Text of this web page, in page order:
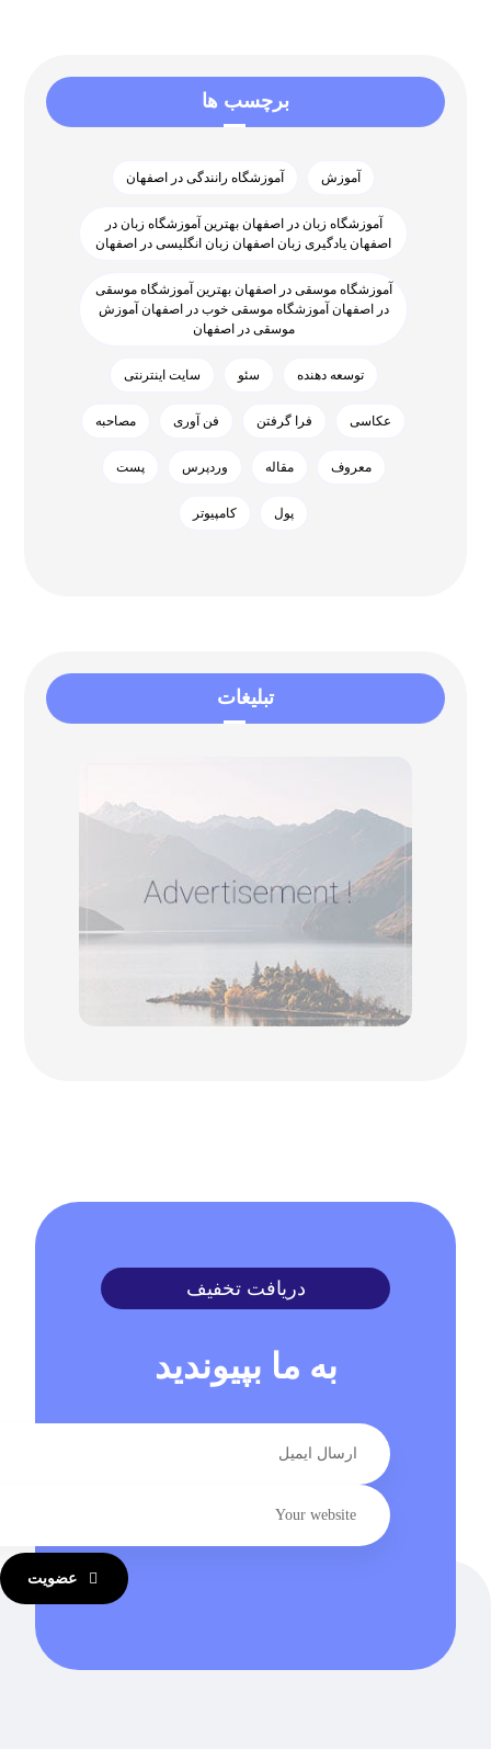
برچسب ها
آموزش آموزشگاه رانندگی در اصفهان
آموزشگاه زبان در اصفهان بهترین آموزشگاه زبان در
اصفهان یادگیری زبان اصفهان زبان انگلیسی در اصفهان
آموزشگاه موسقی در اصفهان بهترین آموزشگاه موسقی
در اصفهان آموزشگاه موسقی خوب در اصفهان آموزش
موسقی در اصفهان
توسعه دهنده سئو سایت اینترنتی
عکاسی فرا گرفتن فن آوری مصاحبه
معروف مقاله وردپرس پست
پول کامپیوتر
تبلیغات
دریافت تخفیف
به ما بپیوندید
عضویت